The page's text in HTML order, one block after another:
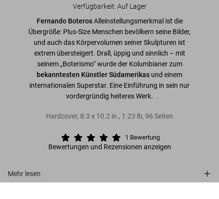
Verfügbarkeit: Auf Lager
Fernando BoterosAlleinstellungsmerkmal ist die
Übergröße: Plus-Size Menschen bevölkern seine Bilder,
und auch das Körpervolumen seiner Skulpturen ist
extrem übersteigert. Drall, üppig und sinnlich – mit
seinem „Boterismo“ wurde der Kolumbianer zum
bekanntesten Künstler Südamerikas und einem
internationalen Superstar. Eine Einführung in sein nur
vordergründig heiteres Werk.
Hardcover, 8.3 x 10.2 in., 1.23 lb, 96 Seiten
1 Bewertung
Bewertungen und Rezensionen anzeigen
Mehr lesen